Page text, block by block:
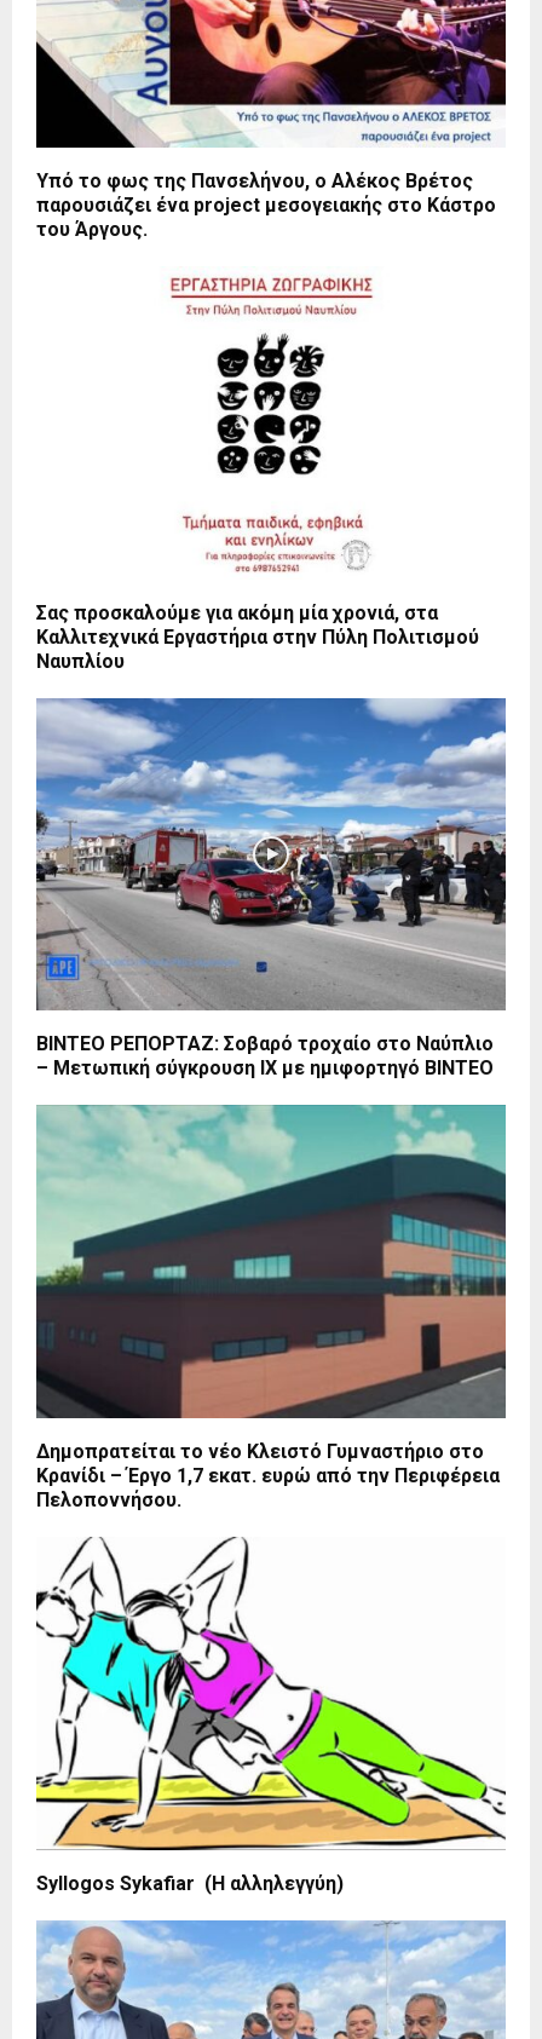
Υπό το φως της Πανσελήνου, ο Αλέκος Βρέτος
παρουσιάζει ένα project μεσογειακής στο Κάστρο
του Άργους.
Σας προσκαλούμε για ακόμη μία χρονιά, στα
Καλλιτεχνικά Εργαστήρια στην Πύλη Πολιτισμού
Ναυπλίου
ΒΙΝΤΕΟ ΡΕΠΟΡΤΑΖ: Σοβαρό τροχαίο στο Ναύπλιο
– Μετωπική σύγκρουση ΙΧ με ημιφορτηγό ΒΙΝΤΕΟ
Δημοπρατείται το νέο Κλειστό Γυμναστήριο στο
Κρανίδι – Έργο 1,7 εκατ. ευρώ από την Περιφέρεια
Πελοποννήσου.
Syllogos Sykafiar (Η αλληλεγγύη)